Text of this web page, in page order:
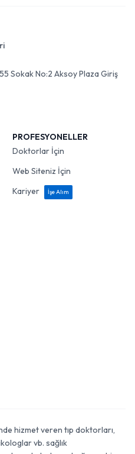
Sokak No:2 Aksoy Plaza Giriş
PROFESYONELLER
Doktorlar İçin
Web Siteniz İçin
Kariyer
İşe Alım
hizmet veren tıp doktorları,
vb. sağlık